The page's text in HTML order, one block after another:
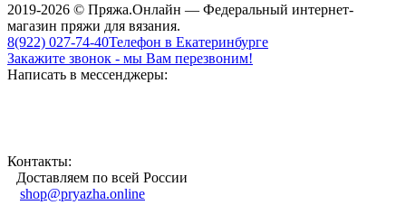
2019-2026 © Пряжа.Онлайн — Федеральный интернет-
магазин пряжи для вязания.
8(922) 027-74-40Телефон в Екатеринбурге
Закажите звонок - мы Вам перезвоним!
Написать в мессенджеры:
Контакты:
Доставляем по всей России
shop@pryazha.online